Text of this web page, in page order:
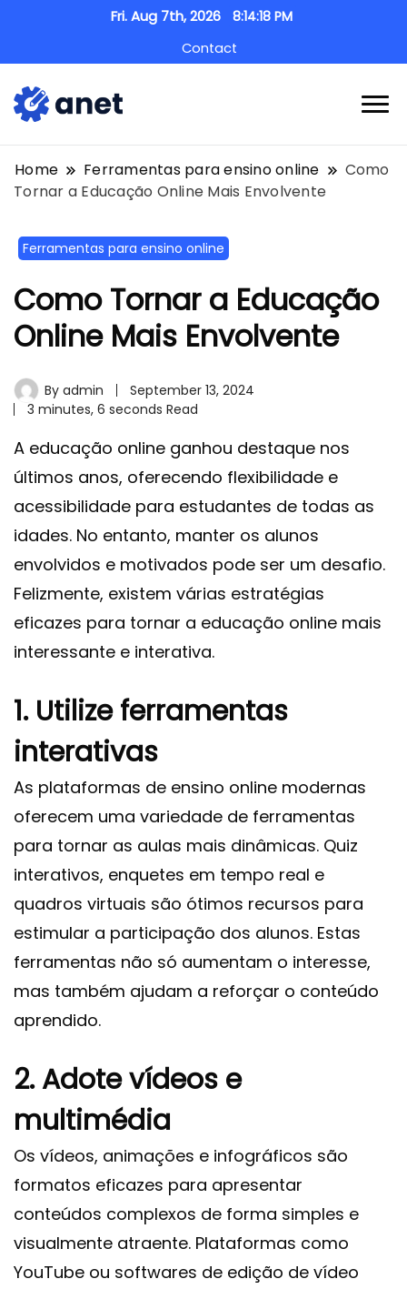
Fri. Aug 7th, 2026
8:14:19 PM
Contact
Home Ferramentas para ensino online
Como
Tornar a Educação Online Mais Envolvente
Ferramentas para ensino online
Como Tornar a Educação
Online Mais Envolvente
By admin
September 13, 2024
3 minutes, 6 seconds Read
A educação online ganhou destaque nos
últimos anos, oferecendo flexibilidade e
acessibilidade para estudantes de todas as
idades. No entanto, manter os alunos
envolvidos e motivados pode ser um desafio.
Felizmente, existem várias estratégias
eficazes para tornar a educação online mais
interessante e interativa.
1. Utilize ferramentas
interativas
As plataformas de ensino online modernas
oferecem uma variedade de ferramentas
para tornar as aulas mais dinâmicas. Quiz
interativos, enquetes em tempo real e
quadros virtuais são ótimos recursos para
estimular a participação dos alunos. Estas
ferramentas não só aumentam o interesse,
mas também ajudam a reforçar o conteúdo
aprendido.
2. Adote vídeos e
multimédia
Os vídeos, animações e infográficos são
formatos eficazes para apresentar
conteúdos complexos de forma simples e
visualmente atraente. Plataformas como
YouTube ou softwares de edição de vídeo